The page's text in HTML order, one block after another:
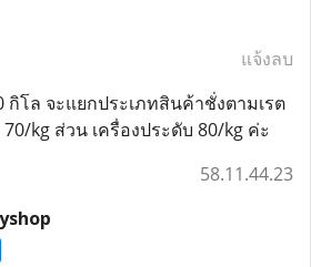
แจ้งลบ
กิโล จะแยกประเภทสินค้าชั่งตามเรต
kg ส่วน เครื่องประดับ 80/kg ค่ะ
58.11.44.23